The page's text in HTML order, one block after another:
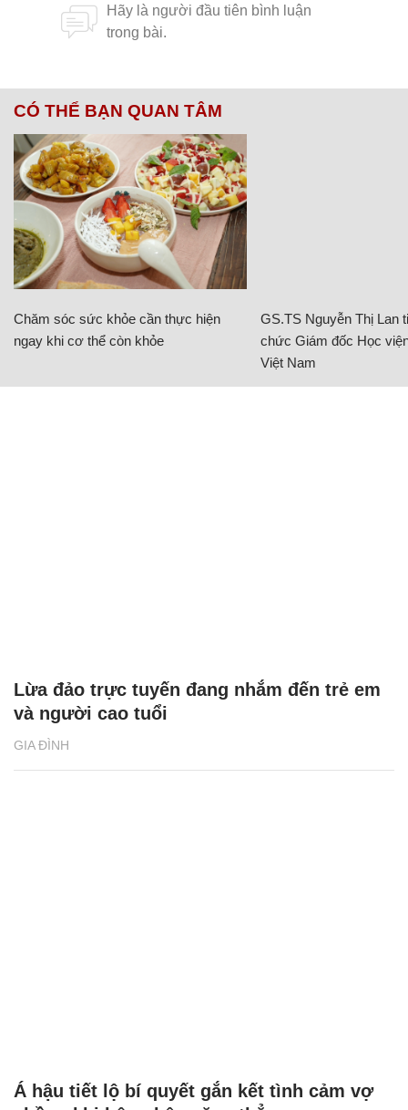
CÓ THỂ BẠN QUAN TÂM
Chăm sóc sức khỏe cần thực hiện
ngay khi cơ thể còn khỏe
GS.TS Nguyễn Thị Lan
chức Giám đốc Học
Việt Nam
GIA ĐÌNH
Lừa đảo trực tuyến đang nhắm đến trẻ em
và người cao tuổi
Á hậu tiết lộ bí quyết gắn kết tình cảm vợ